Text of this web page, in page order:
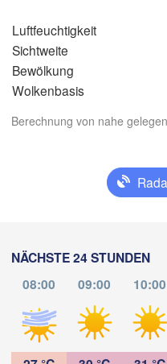
Luftfeuchtigkeit
Sichtweite
Bewölkung
Wolkenbasis
Berechnung von nahe
NÄCHSTE 24 STUNDEN
08:00
09:00 10:00
Temperatur
Do
06. Aug 07. Aug 08. Aug
:00 12 13